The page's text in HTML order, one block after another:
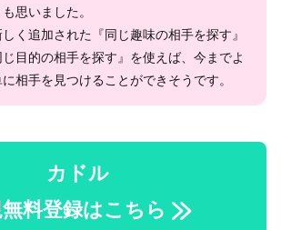
思いました。
く追加された『同じ趣味の相手を探す』
目的の相手を探す』を使えば、今までよ
に相手を見つけることができそうです。
カドル
料登録はこちら